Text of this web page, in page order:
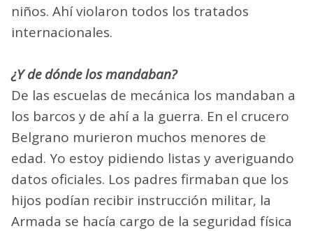
niños. Ahí violaron todos los tratados
internacionales.
¿Y de dónde los mandaban?
De las escuelas de mecánica los mandaban a
los barcos y de ahí a la guerra. En el crucero
Belgrano murieron muchos menores de
edad. Yo estoy pidiendo listas y averiguando
datos oficiales. Los padres firmaban que los
hijos podían recibir instrucción militar, la
Armada se hacía cargo de la seguridad física